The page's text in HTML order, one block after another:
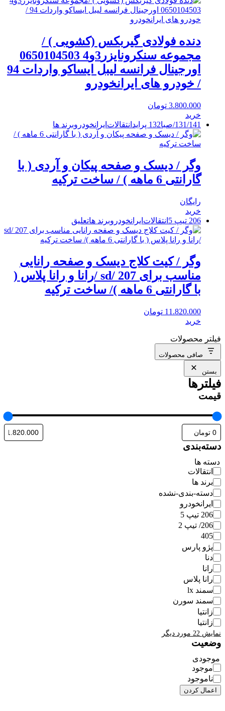
دنده فولادی گیربکس (کشویی ) /
مجموعه سنکرونایزر3و4 0650104503
اورجینال فرانسه لیبل ایساکو واردات 94
/ خودرو های ایرانخودرو
3.800.000 تومان
خرید
131/141/صبا
132 پراید انتقالات ایرانخودروبرند ها
وگر / دیسک و صفحه پیکان و آردی ( با
گارانتی 6 ماهه ) / ساخت ترکیه
رایگان
خرید
206 تیپ 5
انتقالات ایرانخودروبرند هاتعلیق
وگر / کیت کلاج دیسک و صفحه رانایی
مناسب برای 207 /sd /رانا و رانا پلاس (
با گارانتی 6 ماهه )/ ساخت ترکیه
11.820.000 تومان
خرید
فیلتر محصولات
صافی محصولات
بستن
فیلترها
قیمت
دسته‌بندی
دسته ها
انتقالات
برند ها
دسته-بندی-نشده
ایرانخودرو
206 تیپ 5
206/ تیپ 2
405
پژو پارس
دنا
رانا
رانا پلاس
سمند lx
سمند سورن
زانتیا
زانتیا
نمایش 22 مورد دیگر
وضعیت
موجودی
موجود
ناموجود
اعمال کردن